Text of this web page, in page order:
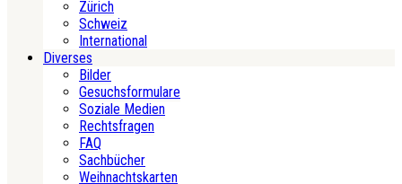
Zürich
Schweiz
International
Diverses
Bilder
Gesuchsformulare
Soziale Medien
Rechtsfragen
FAQ
Sachbücher
Weihnachtskarten